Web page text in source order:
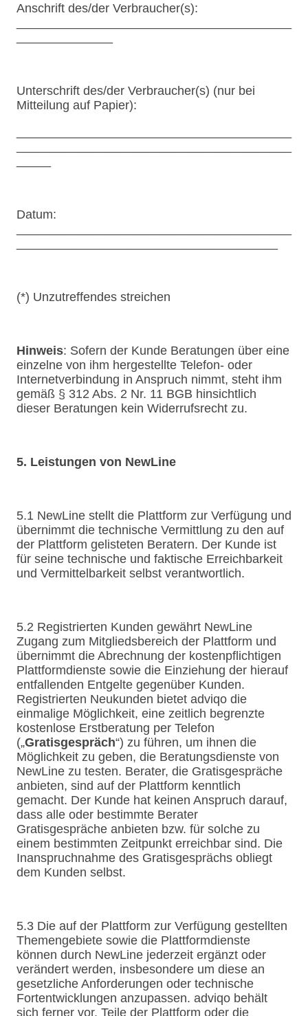
Anschrift des/der Verbraucher(s):
Unterschrift des/der Verbraucher(s) (nur bei
Mitteilung auf Papier):
Datum:
(*) Unzutreffendes streichen
Hinweis: Sofern der Kunde Beratungen über eine
einzelne von ihm hergestellte Telefon- oder
Internetverbindung in Anspruch nimmt, steht ihm
gemäß § 312 Abs. 2 Nr. 11 BGB hinsichtlich
dieser Beratungen kein Widerrufsrecht zu.
5. Leistungen von NewLine
5.1 NewLine stellt die Plattform zur Verfügung und
übernimmt die technische Vermittlung zu den auf
der Plattform gelisteten Beratern. Der Kunde ist
für seine technische und faktische Erreichbarkeit
und Vermittelbarkeit selbst verantwortlich.
5.2 Registrierten Kunden gewährt NewLine
Zugang zum Mitgliedsbereich der Plattform und
übernimmt die Abrechnung der kostenpflichtigen
Plattformdienste sowie die Einziehung der hierauf
entfallenden Entgelte gegenüber Kunden.
Registrierten Neukunden bietet adviqo die
einmalige Möglichkeit, eine zeitlich begrenzte
kostenlose Erstberatung per Telefon
(„Gratisgespräch“) zu führen, um ihnen die
Möglichkeit zu geben, die Beratungsdienste von
NewLine zu testen. Berater, die Gratisgespräche
anbieten, sind auf der Plattform kenntlich
gemacht. Der Kunde hat keinen Anspruch darauf,
dass alle oder bestimmte Berater
Gratisgespräche anbieten bzw. für solche zu
einem bestimmten Zeitpunkt erreichbar sind. Die
Inanspruchnahme des Gratisgesprächs obliegt
dem Kunden selbst.
5.3 Die auf der Plattform zur Verfügung gestellten
Themengebiete sowie die Plattformdienste
können durch NewLine jederzeit ergänzt oder
verändert werden, insbesondere um diese an
gesetzliche Anforderungen oder technische
Fortentwicklungen anzupassen. adviqo behält
sich ferner vor, Teile der Plattform oder die